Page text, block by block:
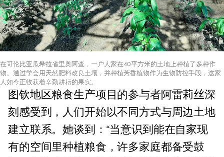
在哥伦比亚瓜希拉省里奥阿查，一户人家在40平方米的土地上种植了多种作
物。通过学会用天然肥料改良土壤，并种植芳香植物作为生物防控手段，这家
人如今正收获着辛勤耕耘的果实。
图钦地区粮食生产项目的参与者阿雷莉丝深
刻感受到，人们开始以不同方式与周边土地
建立联系。她谈到：“当意识到能在自家现
有的空间里种植粮食，许多家庭都备受鼓